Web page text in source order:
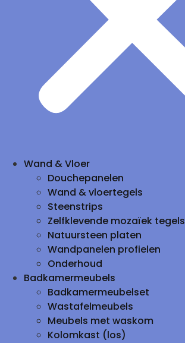
Wand & Vloer
Douchepanelen
Wand & vloertegels
Steenstrips
Zelfklevende mozaïek tegels
Natuursteen platen
Wandpanelen profielen
Onderhoud
Badkamermeubels
Badkamermeubelset
Wastafelmeubels
Meubels met waskom
Kolomkast (los)